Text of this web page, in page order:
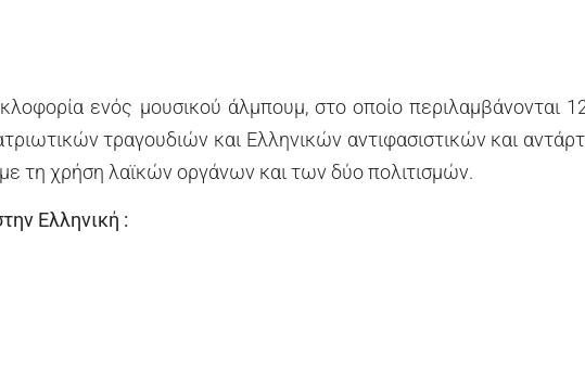
ενός μουσικού άλμπουμ, στο οποίο περιλαμβάνονται 12
τραγουδιών και Ελληνικών αντιφασιστικών και
τη χρήση λαϊκών οργάνων και των δύο πολιτισμών.
Ελληνική :